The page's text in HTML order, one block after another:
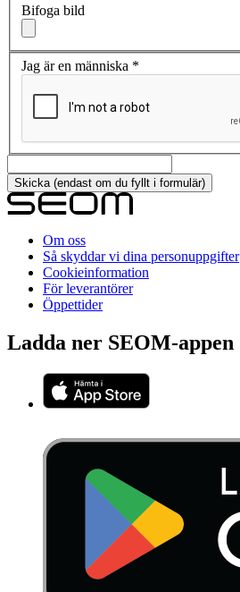
Bifoga bild
Jag är en människa *
Om oss
Så skyddar vi dina personuppgifter
Cookieinformation
För leverantörer
Öppettider
Ladda ner SEOM-appen